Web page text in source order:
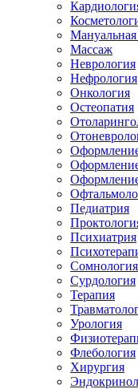
Мануальная
Массаж
Неврология
Нефрология
Онкология
Остеопатия
Педиатрия
Психиатрия
Сомнология
Сурдология
Терапия
Урология
Флебология
Хирургия